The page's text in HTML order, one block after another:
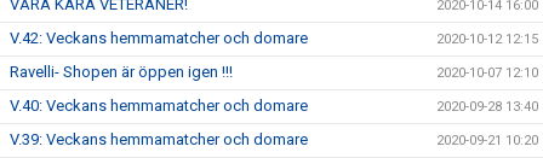
VÅRA KÄRA VETERANER! 2020-10-14 16:00
V.42: Veckans hemmamatcher och domare 2020-10-12 12:15
Ravelli- Shopen är öppen igen !!! 2020-10-07 12:10
V.40: Veckans hemmamatcher och domare 2020-09-28 13:40
V.39: Veckans hemmamatcher och domare 2020-09-21 10:20